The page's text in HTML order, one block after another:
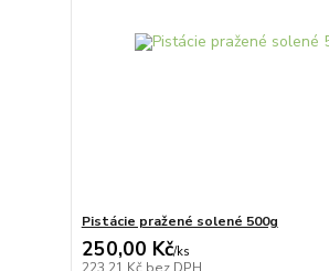
Pistácie pražené solené 500g
250,00 Kč/ks